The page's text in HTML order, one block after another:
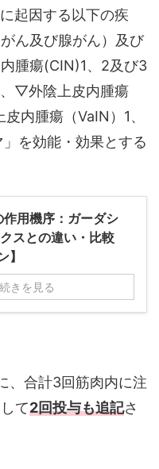
起因する以下の疾
ん及び腺がん）及び
腫瘍(CIN)1、2及び3
▽外陰上皮内腫瘍
内腫瘍（VaIN）1、
を効能・効果とする
用機序：ガーダシ
スとの違い・比較
】
続きを見る
、合計3回筋肉内に注
て2回投与も追記さ